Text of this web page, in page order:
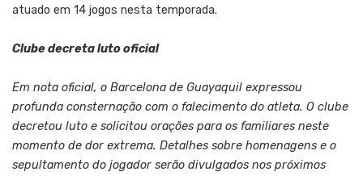
atuado em 14 jogos nesta temporada.
Clube decreta luto oficial
Em nota oficial, o Barcelona de Guayaquil expressou
profunda consternação com o falecimento do atleta. O clube
decretou luto e solicitou orações para os familiares neste
momento de dor extrema. Detalhes sobre homenagens e o
sepultamento do jogador serão divulgados nos próximos